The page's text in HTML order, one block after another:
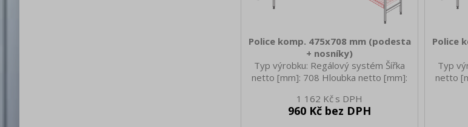
Police komp. 475x708 mm (podesta
+ nosníky)
Typ výrobku: Regálový systém Šířka
netto [mm]: 708 Hloubka netto [mm]:
netto [kg]: 2.70 Šířka brutto [mm]: 708
Hloubka brutto [mm]: 475 Výška brutto
1 162 Kč
960 Kč bez DPH
Police
Typ
netto
netto